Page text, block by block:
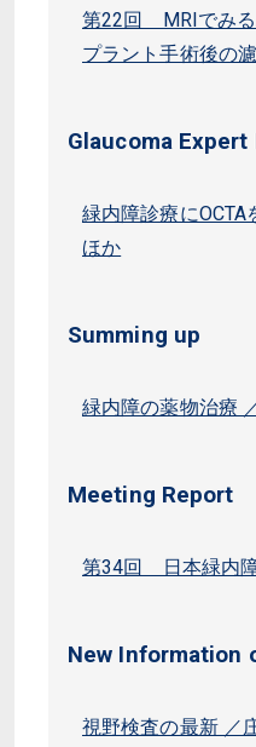
第22回 MRIでみる
プラント手術後の
Glaucoma
緑内障診療に
ほか
Summing up
緑内障の薬物治療
Meeting Report
第34回 日本緑内
New Information
視野検査の最新 ／